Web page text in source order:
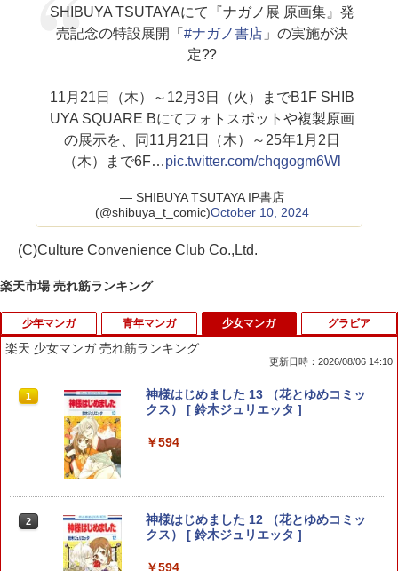
SHIBUYA TSUTAYAにて『ナガノ展 原画集』発
売記念の特設展開「#ナガノ書店」の実施が決
定??
11月21日（木）～12月3日（火）までB1F SHIB
UYA SQUARE Bにてフォトスポットや複製原画
の展示を、同11月21日（木）～25年1月2日
（木）まで6F…pic.twitter.com/chqgogm6Wl
— SHIBUYA TSUTAYA IP書店
(@shibuya_t_comic)October 10, 2024
(C)Culture Convenience Club Co.,Ltd.
楽天市場 売れ筋ランキング
少年マンガ
1
HUNTER×HUNTER モノクロ版 39 【電
子書籍】[ 冨樫義博 ]
￥572
2
The JOJOLands 9 （ジャンプコミック
ス） [ 荒木 飛呂彦 ]
￥572
青年マンガ
1
孔明のヨメ。 19 （まんがタイムコミッ
クス） [ 杜康潤 ]
￥935
2
君と宇宙を歩くために（1） 【電子書
籍】[ 泥ノ田犬彦 ]
￥946
少女マンガ
楽天 少女マンガ 売れ筋ランキング
更新日時：2026/08/06 14:10
1
神様はじめました 13 （花とゆめコミッ
クス） [ 鈴木ジュリエッタ ]
￥594
2
神様はじめました 12 （花とゆめコミッ
クス） [ 鈴木ジュリエッタ ]
￥594
グラビア